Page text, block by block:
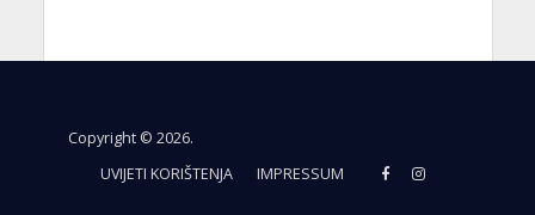
Copyright © 2026.
UVIJETI KORIŠTENJA
IMPRESSUM